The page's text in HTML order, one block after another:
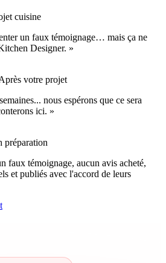
cuisine
un faux témoignage… mais ça ne
Designer. »
votre projet
nous espérons que ce sera
ici. »
préparation
faux témoignage, aucun avis acheté,
et publiés avec l'accord de leurs